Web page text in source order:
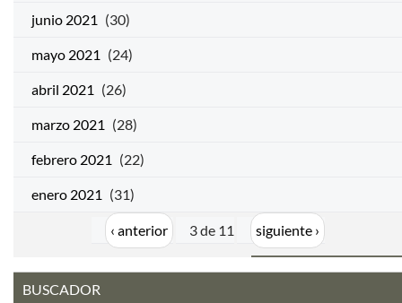
junio 2021 (30)
mayo 2021 (24)
abril 2021 (26)
marzo 2021 (28)
febrero 2021 (22)
enero 2021 (31)
‹ anterior 3 de 11 siguiente ›
BUSCADOR